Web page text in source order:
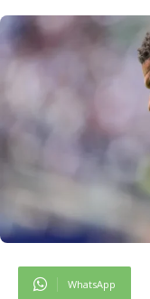
WhatsApp